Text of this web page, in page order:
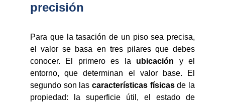
precisión
Para que la tasación de un piso sea precisa,
el valor se basa en tres pilares que debes
conocer. El primero es la ubicación y el
entorno, que determinan el valor base. El
segundo son las características físicasde la
propiedad: la superficie útil, el estado de